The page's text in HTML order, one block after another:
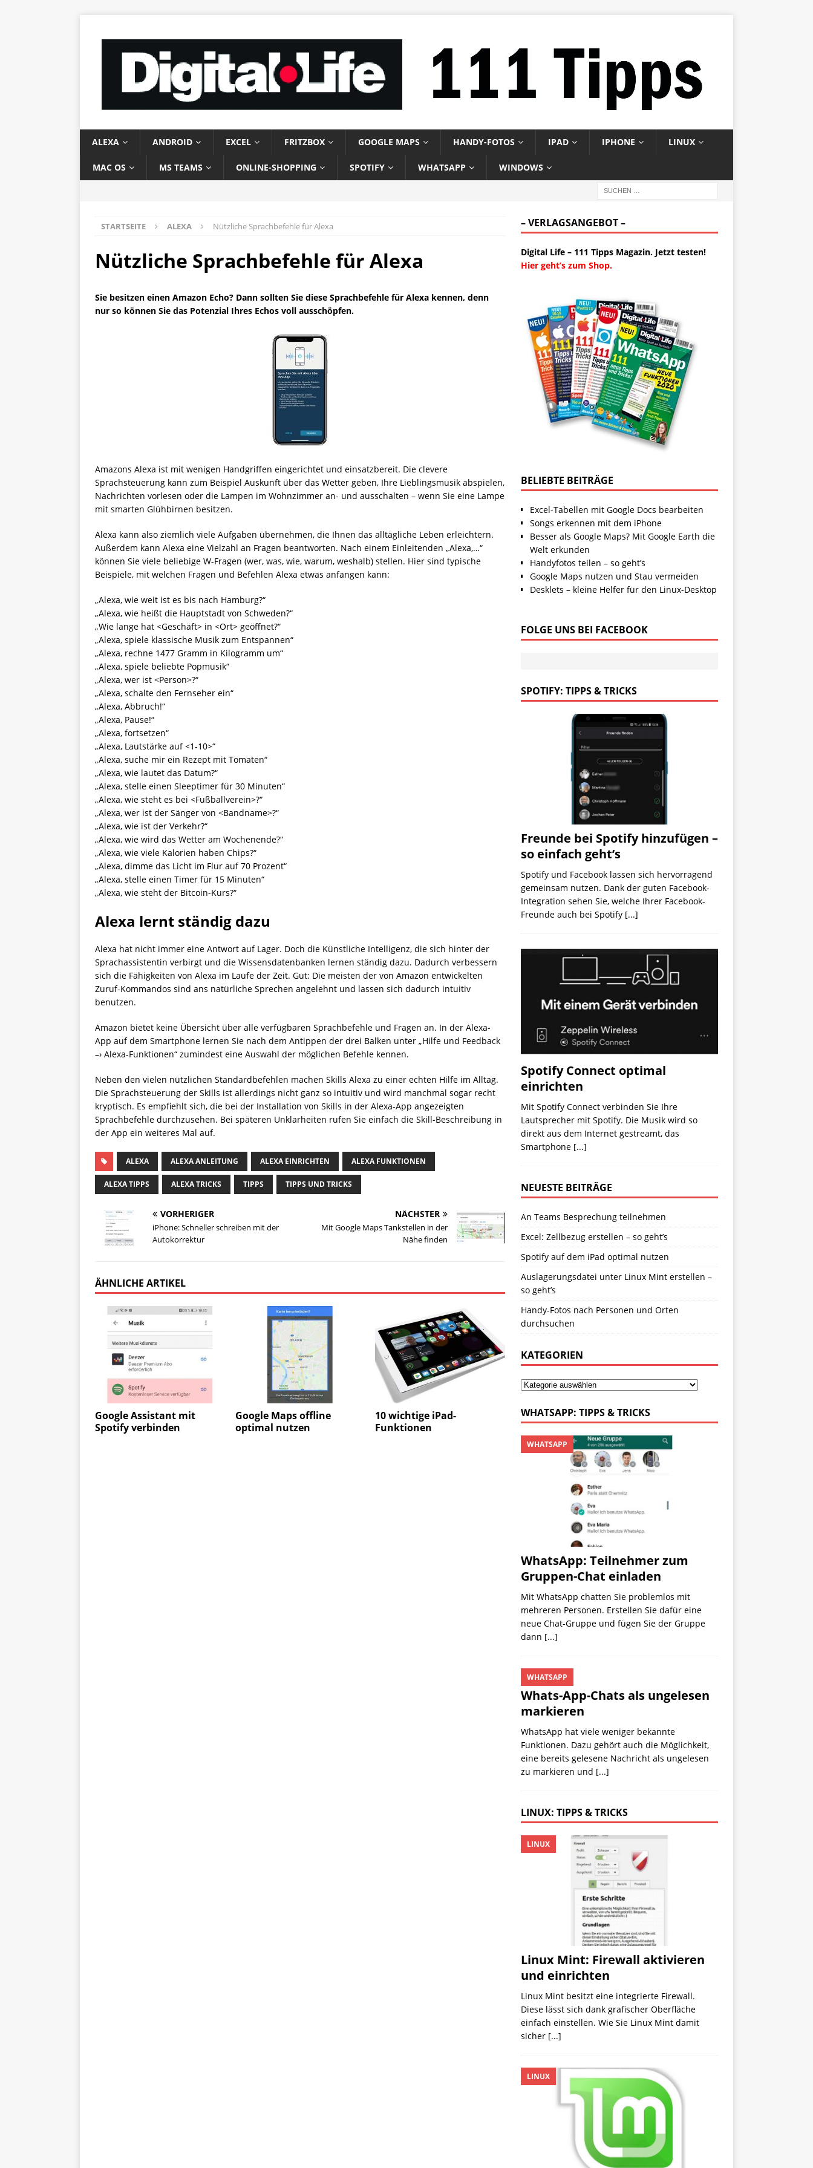
ALEXA ANDROID EXCEL FRITZBOX GOOGLE MAPS HANDY-FOTOS IPAD IPHONE LINUX
MAC OS MS TEAMS ONLINE-SHOPPING SPOTIFY WHATSAPP WINDOWS
STARTSEITE ALEXA Nützliche Sprachbefehle für Alexa
Nützliche Sprachbefehle für Alexa
Sie besitzen einen Amazon Echo? Dann sollten Sie diese Sprachbefehle für Alexa kennen, denn
nur so können Sie das Potenzial Ihres Echos voll ausschöpfen.
Amazons Alexa ist mit wenigen Handgriffen eingerichtet und einsatzbereit. Die clevere
Sprachsteuerung kann zum Beispiel Auskunft über das Wetter geben, Ihre Lieblingsmusik abspielen,
Nachrichten vorlesen oder die Lampen im Wohnzimmer an- und ausschalten – wenn Sie eine Lampe
mit smarten Glühbirnen besitzen.
Alexa kann also ziemlich viele Aufgaben übernehmen, die Ihnen das alltägliche Leben erleichtern.
Außerdem kann Alexa eine Vielzahl an Fragen beantworten. Nach einem Einleitenden „Alexa,…“
können Sie viele beliebige W-Fragen (wer, was, wie, warum, weshalb) stellen. Hier sind typische
Beispiele, mit welchen Fragen und Befehlen Alexa etwas anfangen kann:
„Alexa, wie weit ist es bis nach Hamburg?“
„Alexa, wie heißt die Hauptstadt von Schweden?“
„Wie lange hat <Geschäft> in <Ort> geöffnet?“
„Alexa, spiele klassische Musik zum Entspannen“
„Alexa, rechne 1477 Gramm in Kilogramm um“
„Alexa, spiele beliebte Popmusik“
„Alexa, wer ist <Person>?“
„Alexa, schalte den Fernseher ein“
„Alexa, Abbruch!“
„Alexa, Pause!“
„Alexa, fortsetzen“
„Alexa, Lautstärke auf <1-10>“
„Alexa, suche mir ein Rezept mit Tomaten“
„Alexa, wie lautet das Datum?“
„Alexa, stelle einen Sleeptimer für 30 Minuten“
„Alexa, wie steht es bei <Fußballverein>?“
„Alexa, wer ist der Sänger von <Bandname>?“
„Alexa, wie ist der Verkehr?“
„Alexa, wie wird das Wetter am Wochenende?“
„Alexa, wie viele Kalorien haben Chips?“
„Alexa, dimme das Licht im Flur auf 70 Prozent“
„Alexa, stelle einen Timer für 15 Minuten“
„Alexa, wie steht der Bitcoin-Kurs?“
Alexa lernt ständig dazu
Alexa hat nicht immer eine Antwort auf Lager. Doch die Künstliche Intelligenz, die sich hinter der
Sprachassistentin verbirgt und die Wissensdatenbanken lernen ständig dazu. Dadurch verbessern
sich die Fähigkeiten von Alexa im Laufe der Zeit. Gut: Die meisten der von Amazon entwickelten
Zuruf-Kommandos sind ans natürliche Sprechen angelehnt und lassen sich dadurch intuitiv
benutzen.
Amazon bietet keine Übersicht über alle verfügbaren Sprachbefehle und Fragen an. In der Alexa-
App auf dem Smartphone lernen Sie nach dem Antippen der drei Balken unter „Hilfe und Feedback
–› Alexa-Funktionen“ zumindest eine Auswahl der möglichen Befehle kennen.
Neben den vielen nützlichen Standardbefehlen machen Skills Alexa zu einer echten Hilfe im Alltag.
Die Sprachsteuerung der Skills ist allerdings nicht ganz so intuitiv und wird manchmal sogar recht
kryptisch. Es empfiehlt sich, die bei der Installation von Skills in der Alexa-App angezeigten
Sprachbefehle durchzusehen. Bei späteren Unklarheiten rufen Sie einfach die Skill-Beschreibung in
der App ein weiteres Mal auf.
ALEXA ALEXA ANLEITUNG ALEXA EINRICHTEN ALEXA FUNKTIONEN
ALEXA TIPPS ALEXA TRICKS TIPPS TIPPS UND TRICKS
VORHERIGER
iPhone: Schneller schreiben mit der
Autokorrektur
NÄCHSTER
Mit Google Maps Tankstellen in der
Nähe finden
ÄHNLICHE ARTIKEL
Google Assistant mit
Spotify verbinden
Google Maps offline
optimal nutzen
10 wichtige iPad-
Funktionen
– VERLAGSANGEBOT –
Digital Life – 111 Tipps Magazin. Jetzt testen!
Hier geht’s zum Shop.
BELIEBTE BEITRÄGE
Excel-Tabellen mit Google Docs bearbeiten
Songs erkennen mit dem iPhone
Besser als Google Maps? Mit Google Earth die
Welt erkunden
Handyfotos teilen – so geht’s
Google Maps nutzen und Stau vermeiden
Desklets – kleine Helfer für den Linux-Desktop
FOLGE UNS BEI FACEBOOK
SPOTIFY: TIPPS & TRICKS
Freunde bei Spotify hinzufügen –
so einfach geht’s
Spotify und Facebook lassen sich hervorragend
gemeinsam nutzen. Dank der guten Facebook-
Integration sehen Sie, welche Ihrer Facebook-
Freunde auch bei Spotify [...]
Spotify Connect optimal
einrichten
Mit Spotify Connect verbinden Sie Ihre
Lautsprecher mit Spotify. Die Musik wird so
direkt aus dem Internet gestreamt, das
Smartphone [...]
NEUESTE BEITRÄGE
An Teams Besprechung teilnehmen
Excel: Zellbezug erstellen – so geht’s
Spotify auf dem iPad optimal nutzen
Auslagerungsdatei unter Linux Mint erstellen –
so geht’s
Handy-Fotos nach Personen und Orten
durchsuchen
KATEGORIEN
WHATSAPP: TIPPS & TRICKS
WhatsApp: Teilnehmer zum
Gruppen-Chat einladen
WHATSAPP
Mit WhatsApp chatten Sie problemlos mit
mehreren Personen. Erstellen Sie dafür eine
neue Chat-Gruppe und fügen Sie der Gruppe
dann [...]
Whats-App-Chats als ungelesen
markieren
WHATSAPP
WhatsApp hat viele weniger bekannte
Funktionen. Dazu gehört auch die Möglichkeit,
eine bereits gelesene Nachricht als ungelesen
zu markieren und [...]
LINUX: TIPPS & TRICKS
Linux Mint: Firewall aktivieren
und einrichten
LINUX
Linux Mint besitzt eine integrierte Firewall.
Diese lässt sich dank grafischer Oberfläche
einfach einstellen. Wie Sie Linux Mint damit
sicher [...]
LINUX